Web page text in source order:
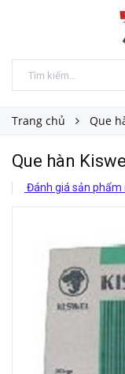
Trang chủ Que
Que hàn
Đánh giá sản phẩm